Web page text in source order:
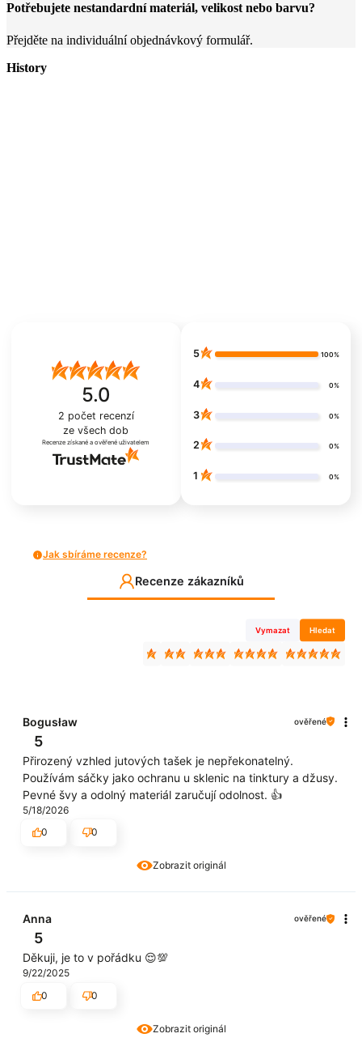
Potřebujete nestandardní materiál, velikost nebo barvu?
Přejděte na individuální objednávkový formulář.
History
5.0
2 počet recenzí
ze všech dob
Recenze získané a ověřené uživatelem
5 100%
4 0%
3 0%
2 0%
1 0%
Jak sbíráme recenze?
Recenze zákazníků
Vymazat Hledat
Zobrazit originál
Bogusław ověřené
5
Přirozený vzhled jutových tašek je nepřekonatelný.
Používám sáčky jako ochranu u sklenic na tinktury a džusy.
Pevné švy a odolný materiál zaručují odolnost. 👍️
5/18/2026
0
0
Zobrazit originál
Anna ověřené
5
Děkuji, je to v pořádku 😌💯
9/22/2025
0
0